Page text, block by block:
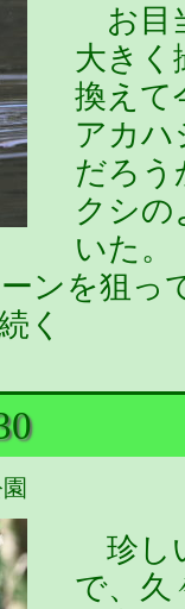
お目
大きく
換えて
アカ
だろう
クシ
いた
ーンを狙
く
珍し
で、